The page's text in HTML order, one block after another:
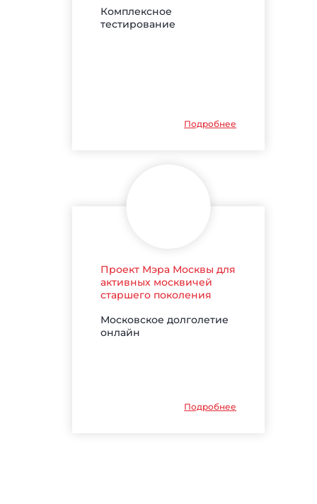
Комплексное
тестирование
Подробнее
Проект Мэра Москвы для
активных москвичей
старшего поколения
Московское долголетие
онлайн
Подробнее